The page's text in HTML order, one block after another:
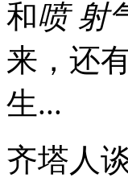
和喷 射
来，还
生...
齐塔人